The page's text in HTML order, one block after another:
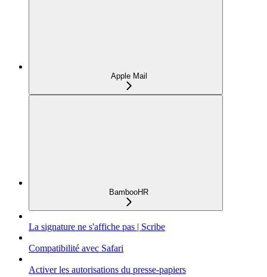
Apple Mail
BambooHR
La signature ne s'affiche pas | Scribe
Compatibilité avec Safari
Activer les autorisations du presse-papiers